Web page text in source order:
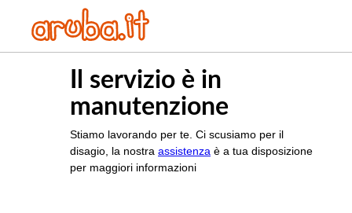
Il servizio è in
manutenzione
Stiamo lavorando per te. Ci scusiamo per il
disagio, la nostra assistenza è a tua disposizione
per maggiori informazioni